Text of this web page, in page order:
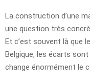
La construction d’une
une question très
Et c’est souvent là que
Belgique, les écarts sont
change énormément le